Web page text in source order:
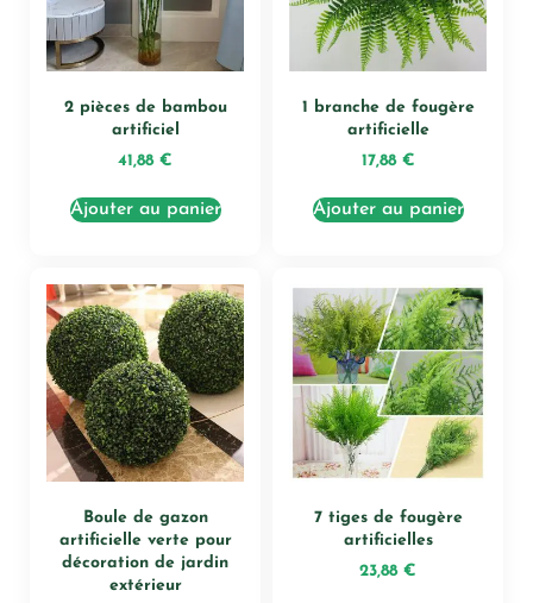
2 pièces de bambou
artificiel
41,88 €
Ajouter au panier
1 branche de fougère
artificielle
17,88 €
Ajouter au panier
Boule de gazon
artificielle verte pour
décoration de jardin
extérieur
7 tiges de fougère
artificielles
23,88 €